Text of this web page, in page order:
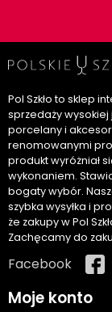
Pol Szkło to sklep
sprzedaży wysokiej
porcelany i
renomowanymi
produkt wyróżniał
wykonaniem.
bogaty wybór.
szybka wysyłka i
że zakupy w Pol
Zachęcamy do
Facebook
Moje konto